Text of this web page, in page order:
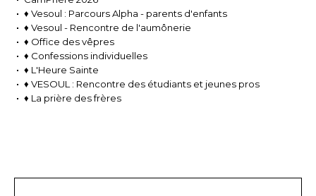
♦ Vesoul : Parcours Alpha - parents d'enfants
♦ Vesoul - Rencontre de l'aumônerie
♦ Office des vêpres
♦ Confessions individuelles
♦ L'Heure Sainte
♦ VESOUL : Rencontre des étudiants et jeunes pros
♦ La prière des frères